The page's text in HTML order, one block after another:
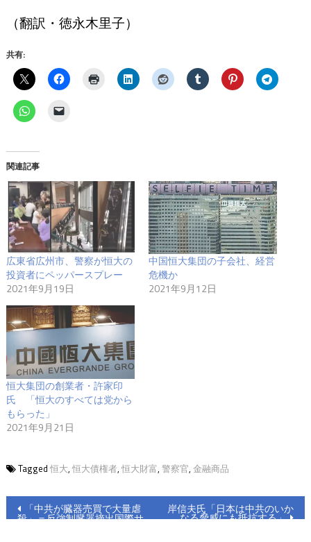
（翻訳・徳永木里子）
共有:
関連記事
広東省広州市、警察が恒大の
投資者にペッパースプレー
2021年9月19日
中国恒大集団の子会社、経営
危機か
2021年9月12日
恒大集団の創業者・許家印
氏 「恒大のすべては党から
もらった」
2021年9月21日
Tagged 恒大, 恒大債権者, 恒大財富, 警察官, 金融商品
投 「中共が臓器売買で大量虐
殺」＝反強制臓器摘出国際サ
岸信夫氏「日本は中共のいか
なる脅威にも抵抗する」